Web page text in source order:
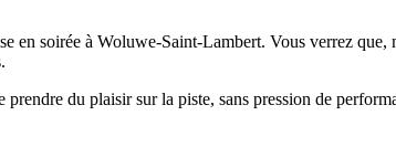
en soirée à Woluwe-Saint-Lambert. Vous verrez que,
du plaisir sur la piste, sans pression de